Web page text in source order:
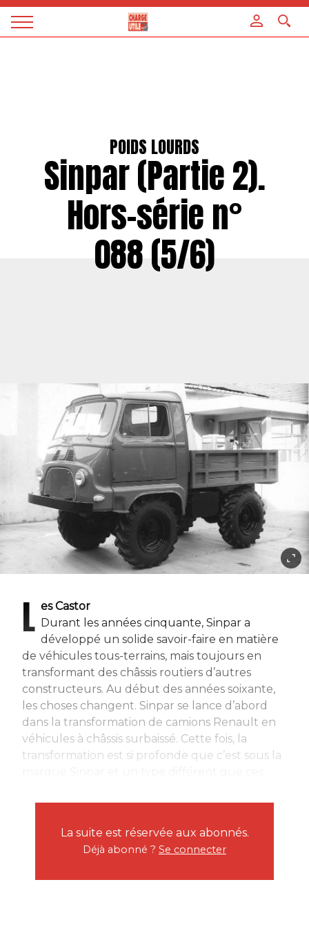
Magazine
POIDS LOURDS
Sinpar (Partie 2).
Hors-série n°
088 (5/6)
L es Castor
Durant les années cinquante, Sinpar a
développé un solide savoir-faire en matière
de véhicules tous-terrains, mais toujours en
transformant des châssis routiers d’autres
constructeurs. Au début des années soixante,
les choses changent. Sinpar se lance d’abord
dans la transformation de camions Renault en
véhicules à châssis surbaissé. Cette fois, la
transformation est si profonde que c’est sous la
La suite est réservée aux abonnés.
Déjà abonné ? Se connecter
Panneau de gestion des cookies